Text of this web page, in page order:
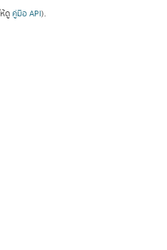
ดู คู่มือ API).